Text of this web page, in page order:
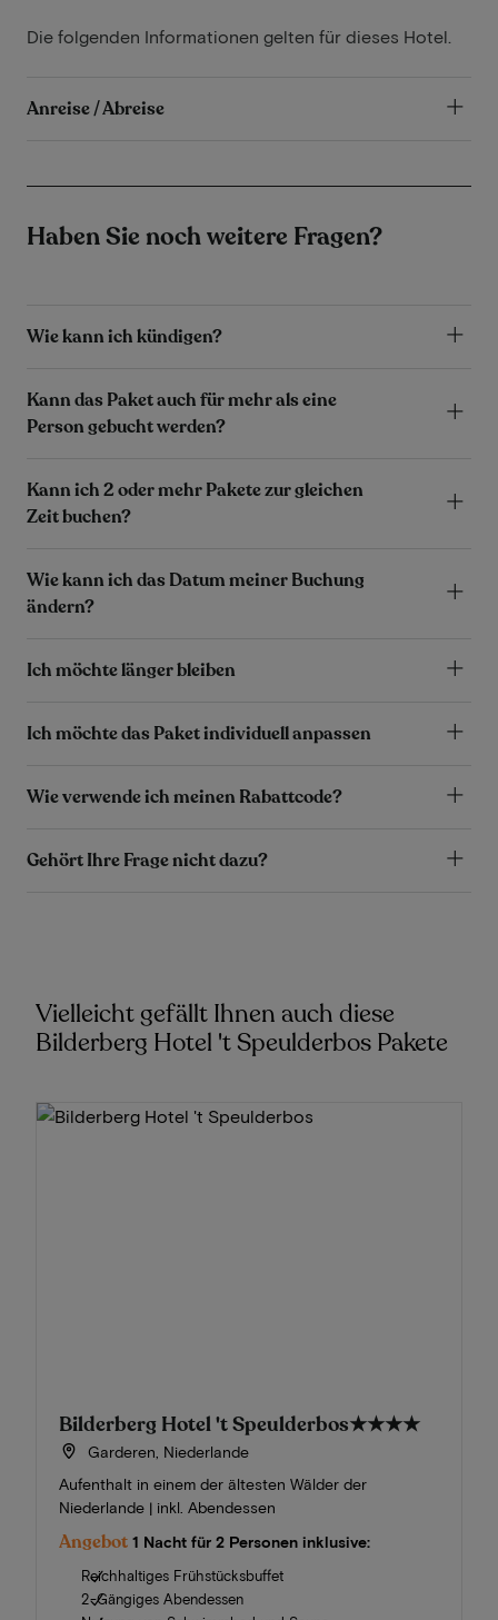
Die folgenden Informationen gelten für dieses Hotel.
Anreise / Abreise
Haben Sie noch weitere Fragen?
Wie kann ich kündigen?
Kann das Paket auch für mehr als eine
Person gebucht werden?
Kann ich 2 oder mehr Pakete zur gleichen
Zeit buchen?
Wie kann ich das Datum meiner Buchung
ändern?
Ich möchte länger bleiben
Ich möchte das Paket individuell anpassen
Wie verwende ich meinen Rabattcode?
Gehört Ihre Frage nicht dazu?
Vielleicht gefällt Ihnen auch diese
Bilderberg Hotel 't Speulderbos Pakete
Bilderberg Hotel 't Speulderbos★★★★
Garderen, Niederlande
Aufenthalt in einem der ältesten Wälder der
Niederlande | inkl. Abendessen
Angebot 1 Nacht für 2 Personen inklusive:
Reichhaltiges Frühstücksbuffet
2-Gängiges Abendessen